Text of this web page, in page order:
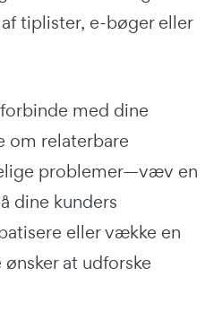
tiplister, e-bøger eller
med dine
om relaterbare
problemer—væv en
dine kunders
eller vække en
at udforske